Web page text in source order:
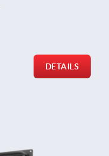
DETAILS